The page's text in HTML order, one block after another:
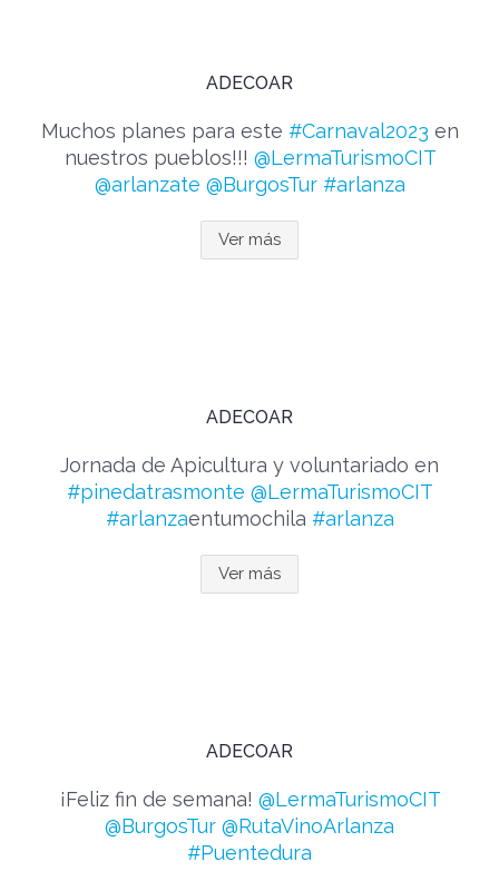
ADECOAR
Muchos planes para este #Carnaval2023 en
nuestros pueblos!!! @LermaTurismoCIT
@arlanzate @BurgosTur #arlanza
Ver más
ADECOAR
Jornada de Apicultura y voluntariado en
#pinedatrasmonte @LermaTurismoCIT
#arlanzaentumochila #arlanza
Ver más
ADECOAR
¡Feliz fin de semana! @LermaTurismoCIT
@BurgosTur @RutaVinoArlanza
#Puentedura